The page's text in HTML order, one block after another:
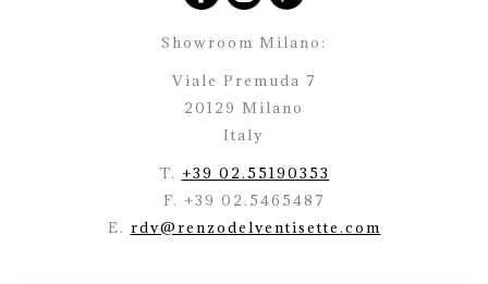
Showroom Milano:
Viale Premuda 7
20129 Milano
Italy
T. +39 02.55190353
F. +39 02.5465487
E. rdv@renzodelventisette.com